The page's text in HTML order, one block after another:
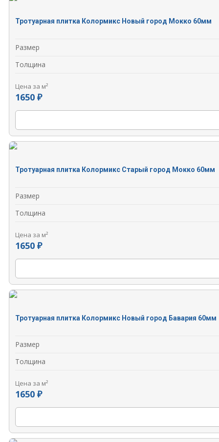
Тротуарная плитка Колормикс Новый город Мокко 60мм
Размер
Толщина
Цена за м²
1650 ₽
Тротуарная плитка Колормикс Старый город Мокко 60мм
Размер
Толщина
Цена за м²
1650 ₽
Тротуарная плитка Колормикс Новый город Бавария 60мм
Размер
Толщина
Цена за м²
1650 ₽